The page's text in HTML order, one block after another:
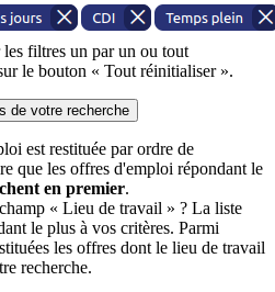
filtres un par un ou tout
le bouton « Tout réinitialiser ».
de votre recherche
est restituée par ordre de
que les offres d'emploi répondant le
en premier.
« Lieu de travail » ? La liste
le plus à vos critères. Parmi
les offres dont le lieu de travail
recherche.